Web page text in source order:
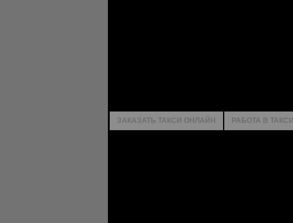
ЗАКАЗАТЬ ТАКСИ ОНЛАЙН РАБОТА В ТАКСИ